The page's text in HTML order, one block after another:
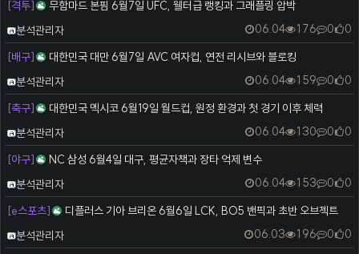
[격투]
무함마드 본핌 6월7일 UFC, 웰터급 랭킹과 그래플링 압박
등록자
분석관리자 06.04 176 0
0
[배구]
대한민국 대만 6월7일 AVC 여자컵, 연전 리시브와 블로킹
등록자
분석관리자 06.04 159 0
0
[축구]
대한민국 멕시코 6월19일 월드컵, 원정 환경과 첫 경기 이후 체력
등록자
분석관리자 06.04 130 0
0
[야구]
NC 삼성 6월4일 대구, 평균자책과 장타 억제 변수
등록자
분석관리자 06.04 153 0
0
[e스포츠]
디플러스 기아 브리온 6월6일 LCK, BO5 밴픽과 초반 오브젝트
등록자
분석관리자 06.03 196 0
0